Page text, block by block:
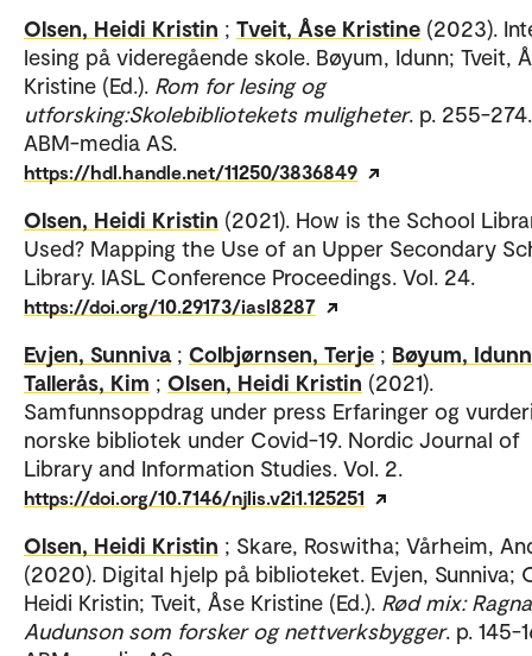
Olsen, Heidi Kristin ; Tveit, Åse Kristine (2023).
lesing på videregående skole. Bøyum, Idunn; Tveit,
Kristine (Ed.). Rom for lesing og
utforsking:Skolebibliotekets muligheter. p. 255-274.
ABM-media AS.
https://hdl.handle.net/11250/3836849
Olsen, Heidi Kristin (2021). How is the School
Used? Mapping the Use of an Upper Secondary
Library. IASL Conference Proceedings. Vol. 24.
https://doi.org/10.29173/iasl8287
Evjen, Sunniva ; Colbjørnsen, Terje ; Bøyum, Idunn
Tallerås, Kim ; Olsen, Heidi Kristin (2021).
Samfunnsoppdrag under press Erfaringer og
norske bibliotek under Covid-19. Nordic Journal of
Library and Information Studies. Vol. 2.
https://doi.org/10.7146/njlis.v2i1.125251
Olsen, Heidi Kristin ; Skare, Roswitha; Vårheim,
(2020). Digital hjelp på biblioteket. Evjen, Sunniva;
Heidi Kristin; Tveit, Åse Kristine (Ed.). Rød mix:
Audunson som forsker og nettverksbygger. p. 145-